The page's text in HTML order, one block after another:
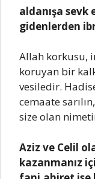
aldanışa sevk
gidenlerden
Allah korkusu,
koruyan bir
vesiledir.
cemaate
size olan
Aziz ve Celil
kazanmanız